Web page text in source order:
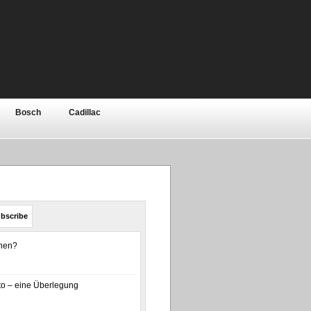
Bosch Cadillac
Elektronik Ferrari
Royce
– eine Überlegung